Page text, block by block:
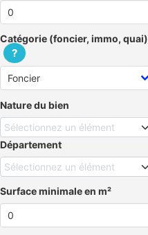
Catégorie (foncier, immo, quai)
?
Nature du bien
Sélectionnez un élément
Département
Sélectionnez un élément
Surface minimale en m²